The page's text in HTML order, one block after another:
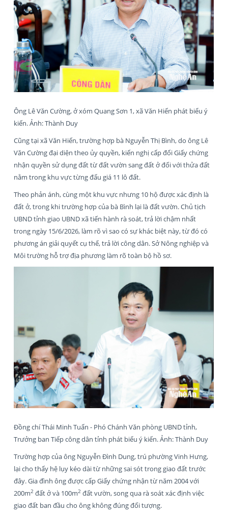
Ông Lê Văn Cường, ở xóm Quang Sơn 1, xã Văn Hiến phát biểu ý
kiến. Ảnh: Thành Duy
Cũng tại xã Văn Hiến, trường hợp bà Nguyễn Thị Bình, do ông Lê
Văn Cường đại diện theo ủy quyền, kiến nghị cấp đổi Giấy chứng
nhận quyền sử dụng đất từ đất vườn sang đất ở đối với thửa đất
nằm trong khu vực từng đấu giá 11 lô đất.
Theo phản ánh, cùng một khu vực nhưng 10 hộ được xác định là
đất ở, trong khi trường hợp của bà Bình lại là đất vườn. Chủ tịch
UBND tỉnh giao UBND xã tiến hành rà soát, trả lời chậm nhất
trong ngày 15/6/2026, làm rõ vì sao có sự khác biệt này, từ đó có
phương án giải quyết cụ thể, trả lời công dân. Sở Nông nghiệp và
Môi trường hỗ trợ địa phương làm rõ toàn bộ hồ sơ.
Đồng chí Thái Minh Tuấn - Phó Chánh Văn phòng UBND tỉnh,
Trưởng ban Tiếp công dân tỉnh phát biểu ý kiến. Ảnh: Thành Duy
Trường hợp của ông Nguyễn Đình Dung, trú phường Vinh Hưng,
lại cho thấy hệ lụy kéo dài từ những sai sót trong giao đất trước
đây. Gia đình ông được cấp Giấy chứng nhận từ năm 2004 với
200m2 đất ở và 100m2 đất vườn, song qua rà soát xác định việc
giao đất ban đầu cho ông không đúng đối tượng.